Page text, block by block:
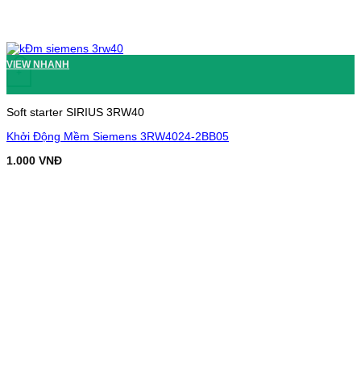
+
VIEW NHANH
Soft starter SIRIUS 3RW40
Khởi Động Mềm Siemens 3RW4024-2BB05
1.000 VNĐ